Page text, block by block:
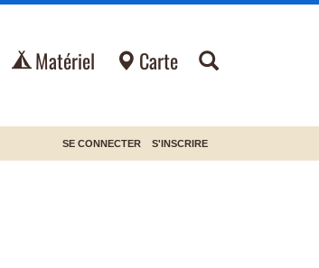
Matériel Carte
SE CONNECTER S'INSCRIRE